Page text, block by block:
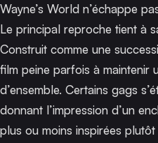
Wayne’s World n’échappe
Le principal reproche tient à
Construit comme une
film peine parfois à maintenir
d’ensemble. Certains gags
donnant l’impression d’un
plus ou moins inspirées plutôt